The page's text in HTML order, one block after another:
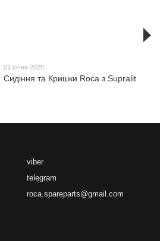
21 січня 2025
Сидіння та Кришки Roca з Supralit
viber
telegram
roca.spareparts@gmail.com